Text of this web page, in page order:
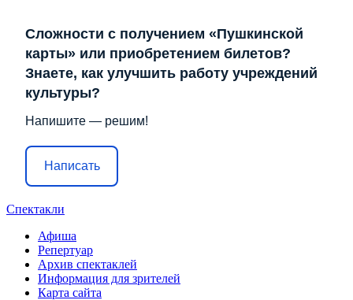
Сложности с получением «Пушкинской
карты» или приобретением билетов?
Знаете, как улучшить работу учреждений
культуры?
Напишите — решим!
Написать
Спектакли
Афиша
Репертуар
Архив спектаклей
Информация для зрителей
Карта сайта